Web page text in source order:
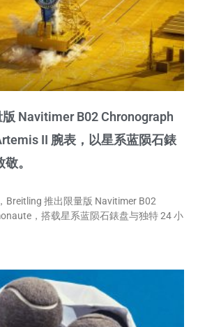
Navitimer B02 Chronograph
II 腕表，以星系蓝陨石錶
。
Breitling 推出限量版 Navitimer B02
，搭载星系蓝陨石錶盘与独特 24 小